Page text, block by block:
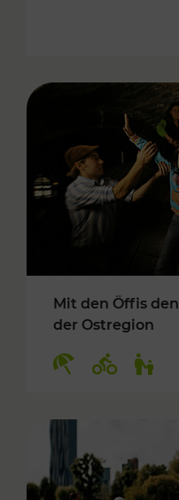
Mit den Öffis
der Ostregion